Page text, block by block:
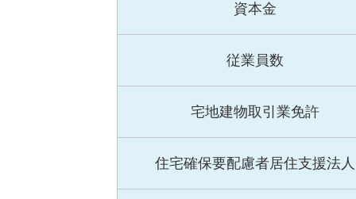
資本金
従業員数
宅地建物取引業免許
住宅確保要配慮者居住支援法人